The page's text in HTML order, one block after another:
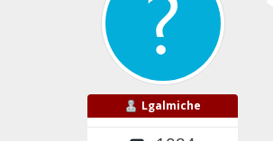
Lgalmiche